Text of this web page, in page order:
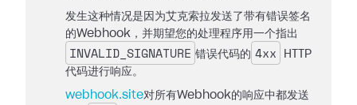
发生这种情况是因为艾克索拉发送了带有错误签名
的Webhook，并期望您的处理程序用一个指出
INVALID_SIGNATURE 错误代码的 4xx
HTTP
代码进行响应。
webhook.site对所有Webhook的响应中都发送